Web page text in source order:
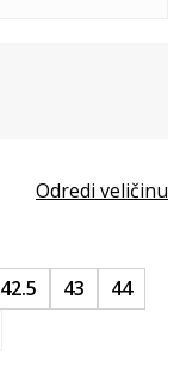
Odredi veličinu
42.5 43
44